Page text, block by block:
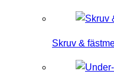
Skruv &